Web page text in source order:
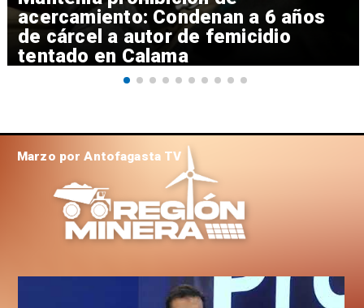
acercamiento: Condenan a 6 años
de cárcel a autor de femicidio
tentado en Calama
Marzo por Antofagasta TV